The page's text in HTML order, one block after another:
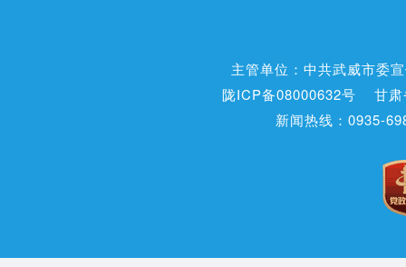
主管单位：中共武威市委
陇ICP备08000632号
甘
新闻热线：0935-